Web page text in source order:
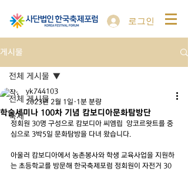
로그인
게시물
전체 게시물
축제
전체 게시물
학술세미나 100차 기념 캄보디아문화탐방단
yk744103
2023년 2월 1일 1분 분량
정회원 30명 구성으로 캄보디아 씨엠립  앙코르왓트를 중
심으로 3박5일 문화탐방을 다녀 왔습니다.
아울러 캄보디아에서 농촌봉사와 학생 교육사업을 지원하
는 초등학교를 방문해 한국축제포럼 정회원이 자전거 30